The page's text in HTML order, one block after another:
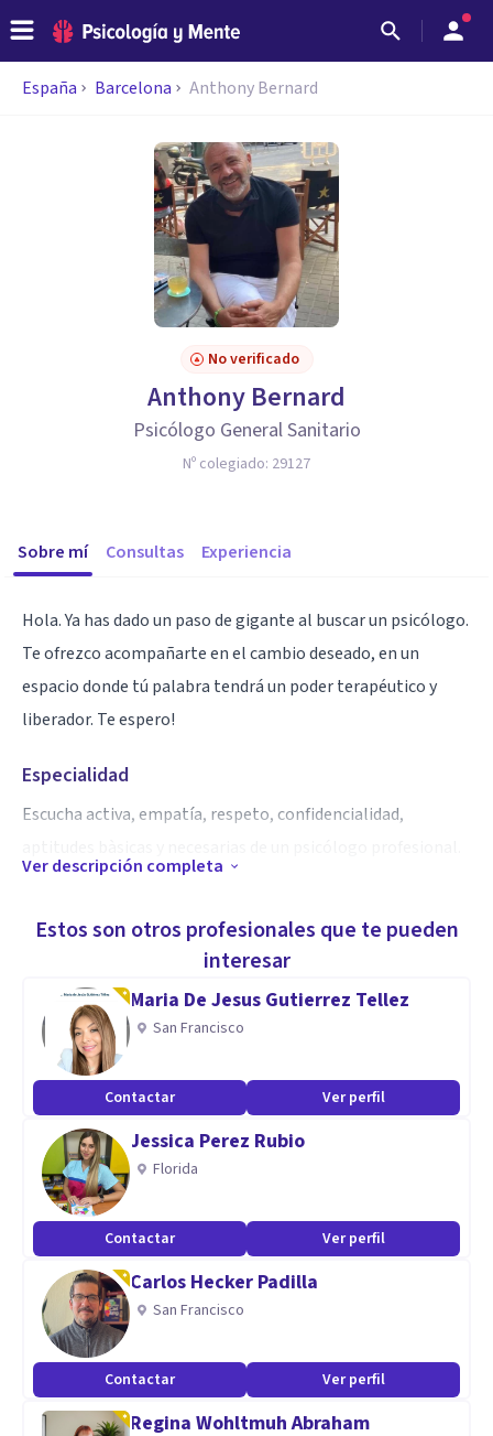
España Barcelona Anthony Bernard
No verificado
Anthony Bernard
Psicólogo General Sanitario
Nº colegiado: 29127
Sobre mí Consultas Experiencia
Hola. Ya has dado un paso de gigante al buscar un psicólogo.
Te ofrezco acompañarte en el cambio deseado, en un
espacio donde tú palabra tendrá un poder terapéutico y
liberador. Te espero!
Especialidad
Escucha activa, empatía, respeto, confidencialidad,
Ansiedad, depresión, dependencia emocional, terapia
Ver descripción completa
Estos son otros profesionales que te pueden
interesar
Maria De Jesus Gutierrez Tellez
San Francisco
Contactar Ver perfil
Jessica Perez Rubio
Florida
Contactar Ver perfil
Carlos Hecker Padilla
San Francisco
Contactar Ver perfil
Regina Wohltmuh Abraham